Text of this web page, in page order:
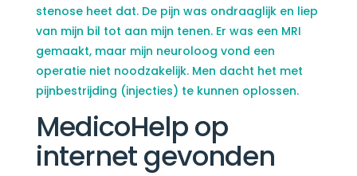
stenose heet dat. De pijn was ondraaglijk en liep
van mijn bil tot aan mijn tenen. Er was een MRI
gemaakt, maar mijn neuroloog vond een
operatie niet noodzakelijk. Men dacht het met
pijnbestrijding (injecties) te kunnen oplossen.
MedicoHelp op
internet gevonden